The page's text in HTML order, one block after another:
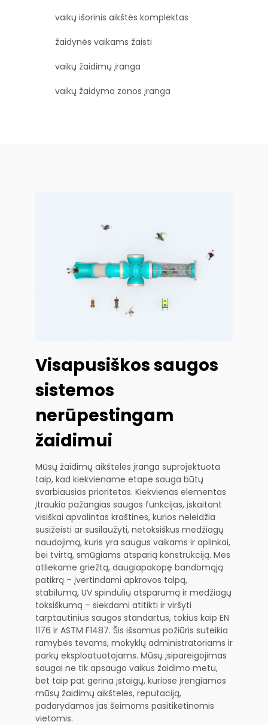
vaikų išorinis aikštės komplektas
žaidynės vaikams žaisti
vaikų žaidimų įranga
vaikų žaidymo zonos įranga
Visapusiškos saugos
sistemos
nerūpestingam
žaidimui
Mūsų žaidimų aikštelės įranga suprojektuota
taip, kad kiekviename etape sauga būtų
svarbiausias prioritetas. Kiekvienas elementas
įtraukia pažangias saugos funkcijas, įskaitant
visiškai apvalintas kraštines, kurios neleidžia
susižeisti ar susilaužyti, netoksiškus medžiagų
naudojimą, kuris yra saugus vaikams ir aplinkai,
bei tvirtą, smūgiams atsparią konstrukciją. Mes
atliekame griežtą, daugiapakopę bandomąją
patikrą – įvertindami apkrovos talpą,
stabilumą, UV spindulių atsparumą ir medžiagų
toksiškumą – siekdami atitikti ir viršyti
tarptautinius saugos standartus, tokius kaip EN
1176 ir ASTM F1487. Šis išsamus požiūris suteikia
ramybės tėvams, mokyklų administratoriams ir
parkų eksploatuotojams. Mūsų įsipareigojimas
saugai ne tik apsaugo vaikus žaidimo metu,
bet taip pat gerina įstaigų, kuriose įrengiamos
mūsų žaidimų aikštelės, reputaciją,
padarydamos jas šeimoms pasitikėtinomis
vietomis.